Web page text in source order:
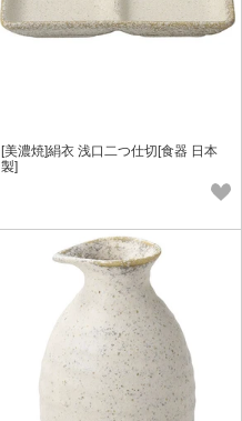
[美濃焼]絹衣 浅口二つ仕切[食器 日本
製]